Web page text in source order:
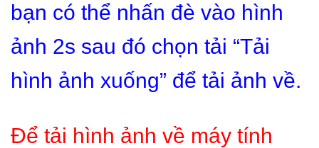
bạn có thể nhấn đè vào hình
ảnh 2s sau đó chọn tải “Tải
hình ảnh xuống” để tải ảnh về.
Để tải hình ảnh về máy tính